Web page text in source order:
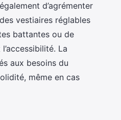
d’agrémenter
vestiaires réglables
battantes ou de
La
aux besoins du
même en cas